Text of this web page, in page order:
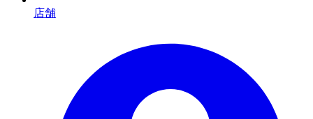
店舗